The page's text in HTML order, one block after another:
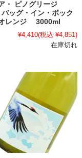
・ ピノグリージ
グ・イン・ボック
レンジ 3000ml
¥4,410(税込 ¥4,851)
在庫切れ